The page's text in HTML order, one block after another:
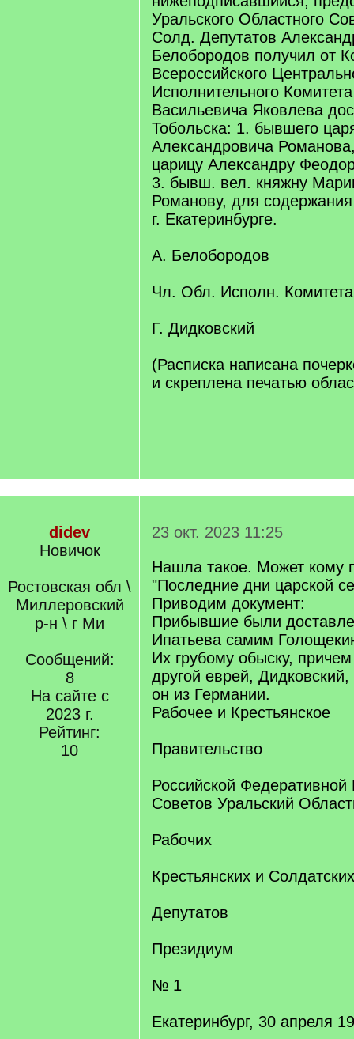
Уральского Областного
Солд. Депутатов
Белобородов получил от
Всероссийского
Исполнительного
Васильевича Яковлева
Тобольска: 1. бывшего
Александровича
царицу Александру
3. бывш. вел. княжну
Романову, для
г. Екатеринбурге.
А. Белобородов
Чл. Обл. Исполн. Комитета
Г. Дидковский
(Расписка написана
и скреплена печатью
didev
Новичок
Ростовская обл \
Миллеровский
р-н \ г Ми
Сообщений:
8
На сайте с
2023 г.
Рейтинг:
10
23 окт. 2023 11:25
Нашла такое. Может кому
"Последние дни царской
Приводим документ:
Прибывшие были
Ипатьева самим
Их грубому обыску,
другой еврей,
он из Германии.
Рабочее и Крестьянское
Правительство
Российской Федеративной
Советов Уральский
Рабочих
Крестьянских и Солдатских
Депутатов
Президиум
№ 1
Екатеринбург, 30 апреля